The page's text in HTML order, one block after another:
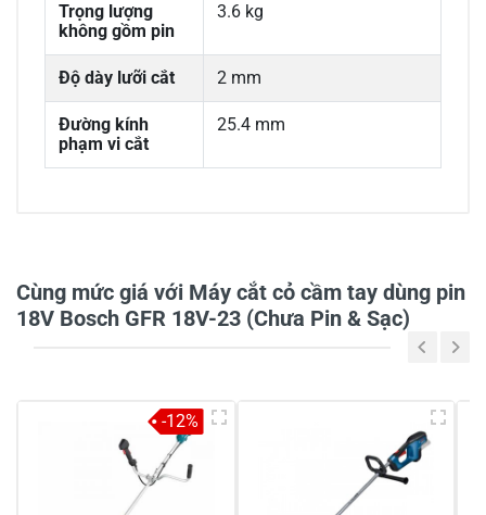
Trọng lượng
không gồm pin
3.6 kg
Độ dày lưỡi cắt 2 mm
Đường kính
phạm vi cắt
25.4 mm
Cùng mức giá với Máy cắt cỏ cầm tay dùng pin
18V Bosch GFR 18V-23 (Chưa Pin & Sạc)
-12%